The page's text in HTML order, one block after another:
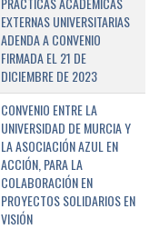
EXTERNAS UNIVERSITARIAS
ADENDA A CONVENIO
FIRMADA EL 21 DE
DICIEMBRE DE 2023
CONVENIO ENTRE LA
UNIVERSIDAD DE MURCIA Y
LA ASOCIACIÓN AZUL EN
ACCIÓN, PARA LA
COLABORACIÓN EN
PROYECTOS SOLIDARIOS EN
VISIÓN